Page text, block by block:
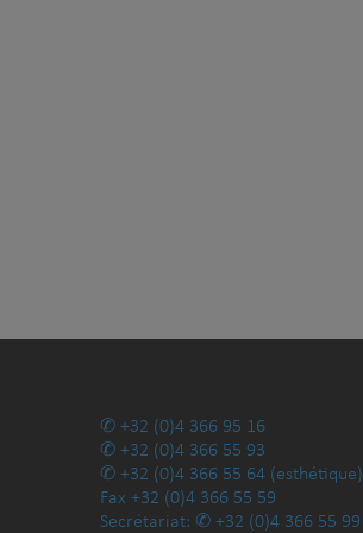
+32 (0)4 366 95 16
+32 (0)4 366 55 93
+32 (0)4 366 55 64 (esthétique)
Fax +32 (0)4 366 55 59
Secrétariat:
+32 (0)4 366 55 99